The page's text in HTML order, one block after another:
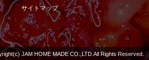
サイトマップ
JAM HOME MADE CO.,LTD.All Rights Reserved.